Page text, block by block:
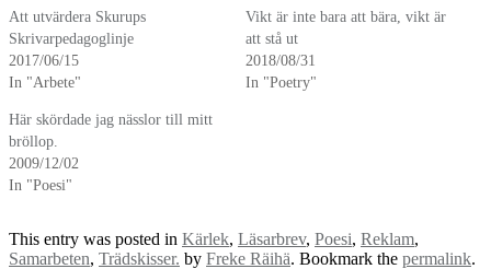
Att utvärdera Skurups
Skrivarpedagoglinje
2017/06/15
In "Arbete"
Vikt är inte bara att bära, vikt är
att stå ut
2018/08/31
In "Poetry"
Här skördade jag nässlor till mitt
bröllop.
2009/12/02
In "Poesi"
This entry was posted in Kärlek, Läsarbrev, Poesi, Reklam,
Samarbeten, Trädskisser. by Freke Räihä. Bookmark the permalink.